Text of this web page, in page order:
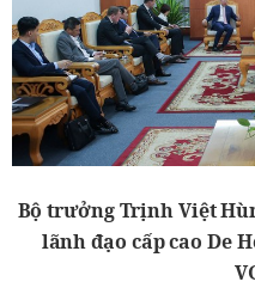
Bộ trưởng Trịnh Việt
lãnh đạo cấp cao De